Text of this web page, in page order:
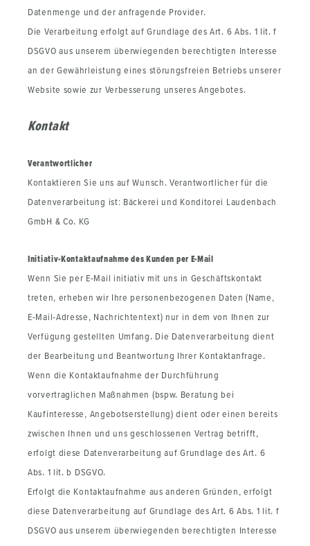
Datenmenge und der anfragende Provider.
Die Verarbeitung erfolgt auf Grundlage des Art. 6 Abs. 1 lit. f
DSGVO aus unserem überwiegenden berechtigten Interesse
an der Gewährleistung eines störungsfreien Betriebs unserer
Website sowie zur Verbesserung unseres Angebotes.
Kontakt
Verantwortlicher
Kontaktieren Sie uns auf Wunsch. Verantwortlicher für die
Datenverarbeitung ist: Bäckerei und Konditorei Laudenbach
GmbH & Co. KG
Initiativ-Kontaktaufnahme des Kunden per E-Mail
Wenn Sie per E-Mail initiativ mit uns in Geschäftskontakt
treten, erheben wir Ihre personenbezogenen Daten (Name,
E-Mail-Adresse, Nachrichtentext) nur in dem von Ihnen zur
Verfügung gestellten Umfang. Die Datenverarbeitung dient
der Bearbeitung und Beantwortung Ihrer Kontaktanfrage.
Wenn die Kontaktaufnahme der Durchführung
vorvertraglichen Maßnahmen (bspw. Beratung bei
Kaufinteresse, Angebotserstellung) dient oder einen bereits
zwischen Ihnen und uns geschlossenen Vertrag betrifft,
erfolgt diese Datenverarbeitung auf Grundlage des Art. 6
Abs. 1 lit. b DSGVO.
Erfolgt die Kontaktaufnahme aus anderen Gründen, erfolgt
diese Datenverarbeitung auf Grundlage des Art. 6 Abs. 1 lit. f
DSGVO aus unserem überwiegenden berechtigten Interesse